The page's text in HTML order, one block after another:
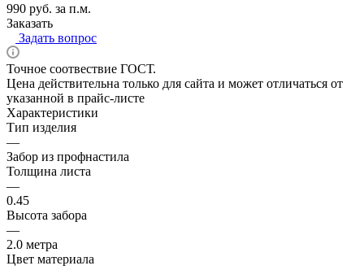
990 руб. за п.м.
Заказать
Задать вопрос
Точное соотвествие ГОСТ.
Цена действительна только для сайта и может отличаться от
указанной в прайс-листе
Характеристики
Тип изделия
—
Забор из профнастила
Толщина листа
—
0.45
Высота забора
—
2.0 метра
Цвет материала